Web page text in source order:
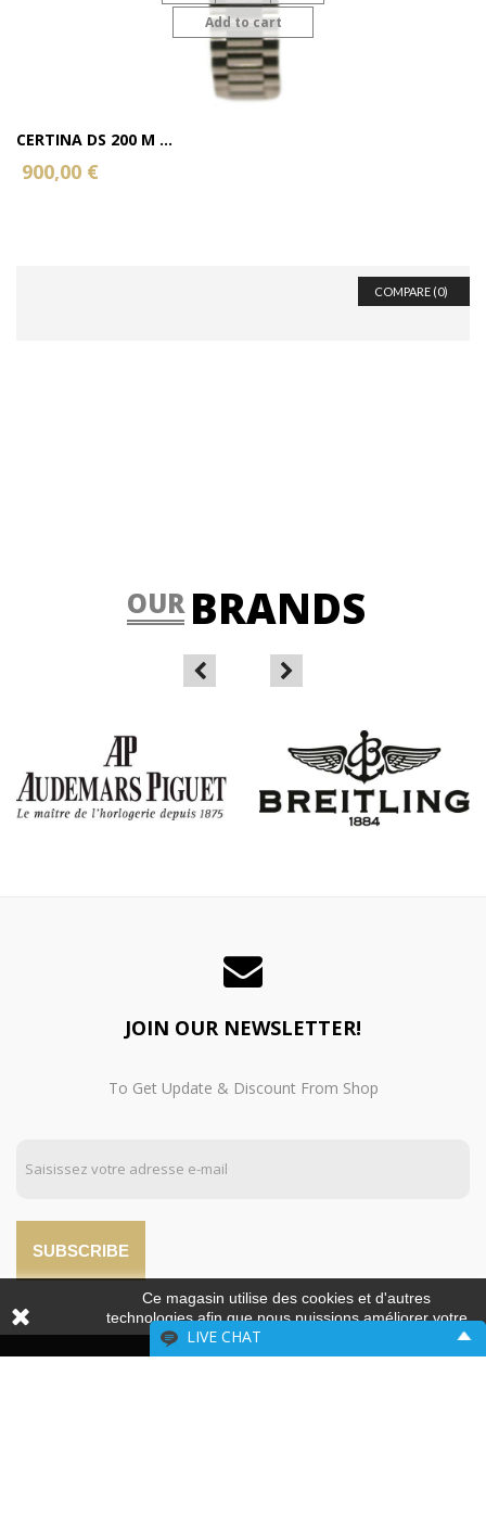
Ce magasin utilise des cookies et d'autres
technologies afin que nous puissions améliorer votre
expérience sur nos sites.
CERTINA DS 200 M ...
900,00 €
Add to cart
COMPARE (0)
OUR BRANDS
LIVE CHAT
JOIN OUR NEWSLETTER!
To Get Update & Discount From Shop
SUBSCRIBE